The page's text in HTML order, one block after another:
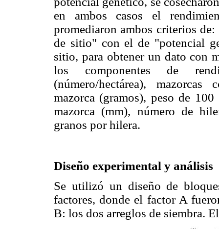
en ambos casos el
promediaron ambos criterios
de sitio" con el de "potencial
sitio, para obtener un dato con
los componentes de
(número/hectárea), mazorcas
mazorca (gramos), peso de
mazorca (mm), número de
granos por hilera.
Diseño experimental y análisis
Se utilizó un diseño de
factores, donde el factor A
B: los dos arreglos de siembra.